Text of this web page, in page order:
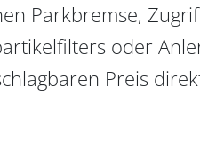
Parkbremse,
oder
Preis